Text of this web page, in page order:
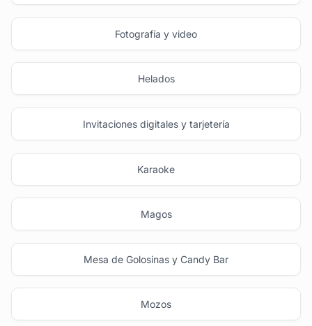
Fotografía y video
Helados
Invitaciones digitales y tarjetería
Karaoke
Magos
Mesa de Golosinas y Candy Bar
Mozos